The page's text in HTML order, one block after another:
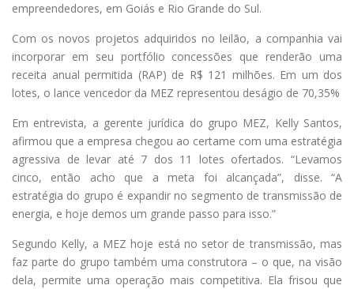
empreendedores, em Goiás e Rio Grande do Sul.
Com os novos projetos adquiridos no leilão, a companhia vai
incorporar em seu portfólio concessões que renderão uma
receita anual permitida (RAP) de R$ 121 milhões. Em um dos
lotes, o lance vencedor da MEZ representou deságio de 70,35%
Em entrevista, a gerente jurídica do grupo MEZ, Kelly Santos,
afirmou que a empresa chegou ao certame com uma estratégia
agressiva de levar até 7 dos 11 lotes ofertados. “Levamos
cinco, então acho que a meta foi alcançada”, disse. “A
estratégia do grupo é expandir no segmento de transmissão de
energia, e hoje demos um grande passo para isso.”
Segundo Kelly, a MEZ hoje está no setor de transmissão, mas
faz parte do grupo também uma construtora – o que, na visão
dela, permite uma operação mais competitiva. Ela frisou que